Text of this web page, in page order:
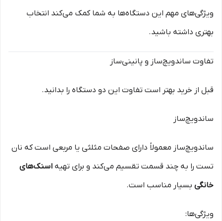
ویژگی‌های مهم این دستگاه‌ها به شما کمک می‌کند انتخاب
بهتری داشته باشید.
تفاوت ساندویچ‌ساز و پانینی‌ساز
قبل از خرید بهتر است تفاوت این دو دستگاه را بدانید.
ساندویچ‌ساز
ساندویچ‌ساز معمولاً دارای صفحات مثلثی یا مربعی است که نان
تست را به چند قسمت تقسیم می‌کند و برای تهیه اسنک‌های
خانگی بسیار مناسب است.
ویژگی‌ها: